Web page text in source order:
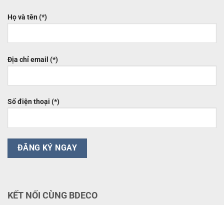
Họ và tên (*)
Địa chỉ email (*)
Số điện thoại (*)
KẾT NỐI CÙNG BDECO